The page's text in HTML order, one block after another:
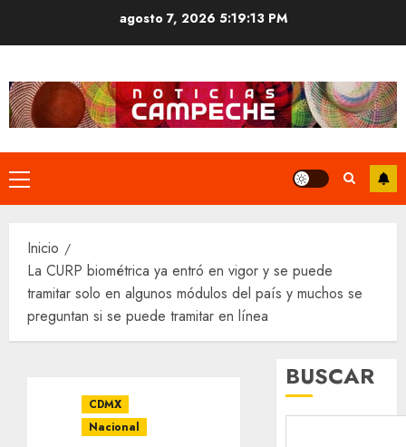
agosto 7, 2026 5:19:14 PM
Menú
principal
Inicio
La CURP biométrica ya entró en vigor y se puede
tramitar solo en algunos módulos del país y muchos se
preguntan si se puede tramitar en línea
CDMX
Nacional
BUSCAR